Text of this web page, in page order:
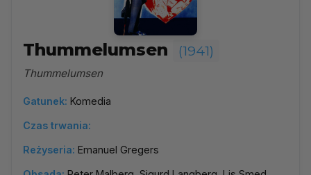
Thummelumsen (1941)
Thummelumsen
Gatunek: Komedia
Czas trwania:
Reżyseria: Emanuel Gregers